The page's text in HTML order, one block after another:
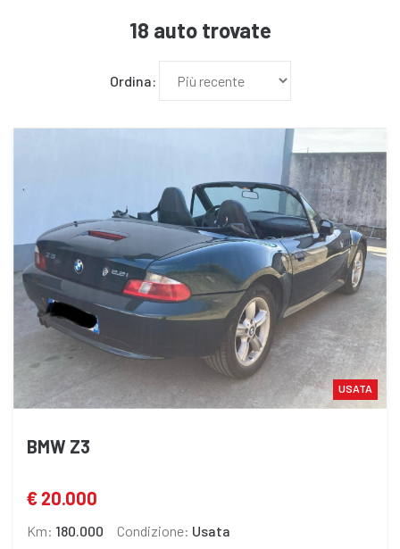
18 auto trovate
Ordina:
USATA
BMW Z3
€ 20.000
Km: 180.000 Condizione: Usata